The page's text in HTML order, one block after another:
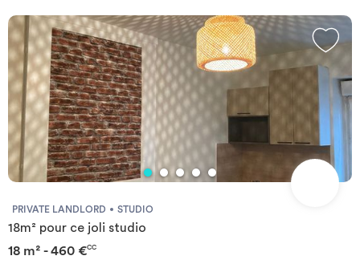
PRIVATE LANDLORD STUDIO
18m² pour ce joli studio
18 m² - 460 €CC